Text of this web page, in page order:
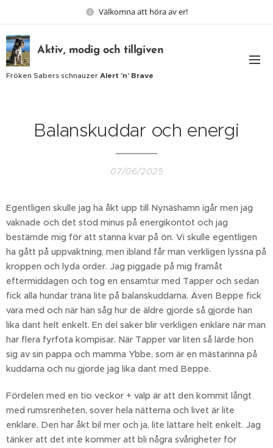
Välkomna att höra av er!
Aktiv, modig och tillgiven
Fröken Sabers schnauzer Alert 'n' Brave
Balanskuddar och energi
07/06/2025
Egentligen skulle jag ha åkt upp till Nynäshamn igår men jag
vaknade och det stod minus på energikontot och jag
bestämde mig för att stanna kvar på ön. Vi skulle egentligen
ha gått på uppvaktning, men ibland får man verkligen lyssna på
kroppen och lyda order. Jag piggade på mig framåt
eftermiddagen och tog en ensamtur med Tapper och sedan
fick alla hundar träna lite på balanskuddarna. Även Beppe fick
vara med och när han såg hur de äldre gjorde så gjorde han
lika dant helt enkelt. En del saker blir verkligen enklare när man
har flera fyrfota kompisar. När Tapper var liten så lärde hon
sig av sin pappa och mamma Ybbe, som är en mästarinna på
kuddarna och nu gjorde jag lika dant med Beppe.
Fördelen med en tio veckor + valp är att den kommit långt
med rumsrenheten, sover hela nätterna och livet är lite
enklare. Den har åkt bil mer och ja, lite lättare helt enkelt. Jag
tänker att det inte kommer att bli några svårigheter för